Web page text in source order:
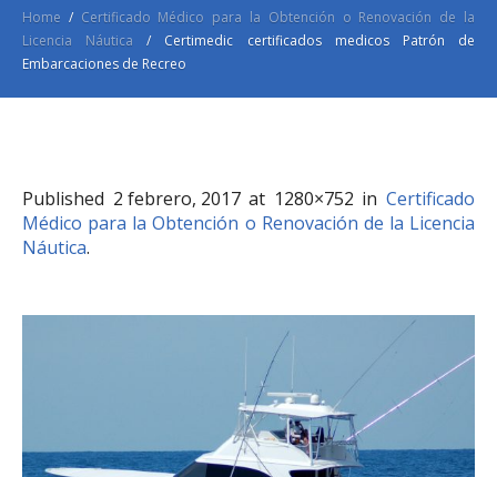
Home / Certificado Médico para la Obtención o Renovación de la
Licencia Náutica
/ Certimedic certificados medicos Patrón de
Embarcaciones de Recreo
Published 2 febrero, 2017at 1280×752 inCertificado
Médico para la Obtención o Renovación de la Licencia
Náutica.